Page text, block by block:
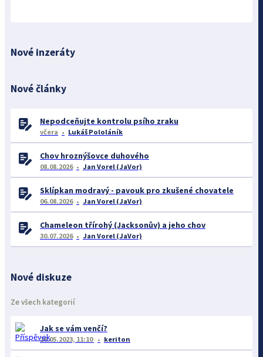
Nové inzeráty
Nové články
Nepodceňujte kontrolu psího zraku
včera Lukáš Pololáník
Chov hroznýšovce duhového
08.08.2026 Jan Vorel (JaVor)
Sklípkan modravý - pavouk pro zkušené chovatele
06.08.2026 Jan Vorel (JaVor)
Chameleon třírohý (Jacksonův) a jeho chov
30.07.2026 Jan Vorel (JaVor)
Nové diskuze
Ze všech kategorií
Jak se vám venčí?
26.05.2023, 11:10 keriton